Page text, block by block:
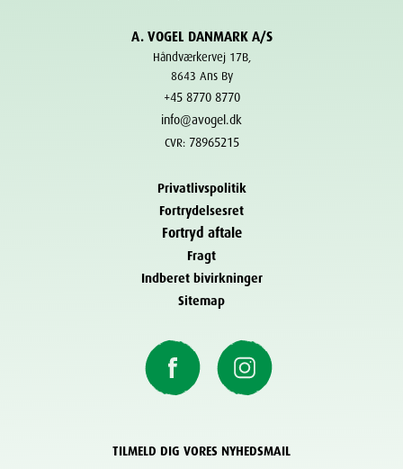
A. VOGEL DANMARK A/S
Håndværkervej 17B,
8643 Ans By
+45 8770 8770
info@avogel.dk
CVR: 78965215
Privatlivspolitik
Fortrydelsesret
Fortryd aftale
Fragt
Indberet bivirkninger
Sitemap
TILMELD DIG VORES NYHEDSMAIL